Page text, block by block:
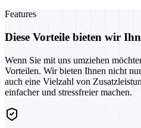
Features
Diese Vorteile bieten wir
Wenn Sie mit uns umziehen
Vorteilen. Wir bieten Ihnen nicht
auch eine Vielzahl von
einfacher und stressfreier machen.